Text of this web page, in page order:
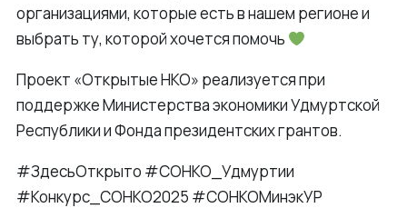
организациями, которые есть в нашем регионе и
выбрать ту, которой хочется помочь
Проект «Открытые НКО» реализуется при
поддержке Министерства экономики Удмуртской
Республики и Фонда президентских грантов.
#ЗдесьОткрыто #СОНКО_Удмуртии
#Конкурс_СОНКО2025 #СОНКОМинэкУР